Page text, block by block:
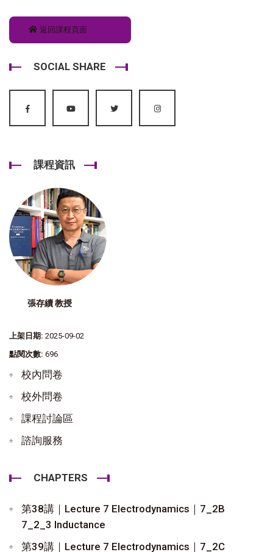
返回課程頁面
SOCIAL SHARE
課程資訊
張存續 教授
上架日期: 2025-09-02
點閱次數: 696
校內問卷
校外問卷
課程討論區
諮詢服務
CHAPTERS
第38講｜Lecture 7 Electrodynamics｜7_2B
7_2_3 Inductance
第39講｜Lecture 7 Electrodynamics｜7_2C